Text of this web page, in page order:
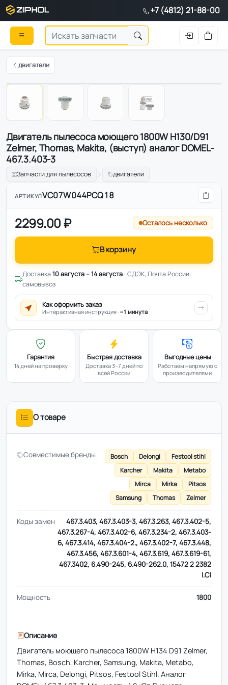
+7 (4812) 21-88-00
двигатели
Двигатель пылесоса моющего 1800W H130/D91
Zelmer, Thomas, Makita, (выступ) аналог DOMEL-
467.3.403-3
Запчасти для пылесосов двигатели
АРТИКУЛVC07W044PCQ18
2299.00 ₽ Осталось несколько
В корзину
Доставка10 августа – 14 августа · СДЭК, Почта России,
самовывоз
Как оформить заказ
Интерактивная инструкция · ~1 минута
Гарантия
14 дней на проверку
Быстрая доставка
Доставка 3–7 дней по
всей России
Выгодные цены
Работаем напрямую с
производителями
О товаре
Совместимые бренды Bosch Delongi
Festool stihl
Karcher
Makita
Metabo
Mirca
Mirka
Pitsos
Samsung
Thomas Zelmer
Коды замен
467.3.403, 467.3.403-3, 467.3.263, 467.3.402-5,
467.3.267-4, 467.3.402-6, 467.3.234-2, 467.3.403-
6, 467.3.414, 467.3.404-2., 467.3.402-7, 467.3.448,
467.3.456, 467.3.601-4, 467.3.619, 467.3.619-61,
467.3402, 6.490-245, 6.490-262.0, 15472 2 2382
I.CI
Мощность 1800
Описание
Двигатель моющего пылесоса 1800W H134 D91 Zelmer,
Thomas, Bosch, Karcher, Samsung, Makita, Metabo,
Mirka, Mirca, Delongi, Pitsos, Festool Stihl. Аналог